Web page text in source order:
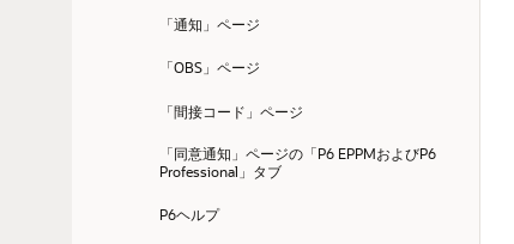
「通知」ページ
「OBS」ページ
「間接コード」ページ
「同意通知」ページの「P6 EPPMおよびP6
Professional」タブ
P6ヘルプ